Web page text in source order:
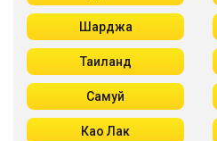
Шарджа
Таиланд
Самуй
Као Лак